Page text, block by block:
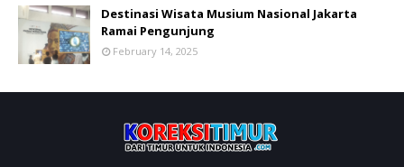
Destinasi Wisata Musium Nasional Jakarta
Ramai Pengunjung
February 14, 2025